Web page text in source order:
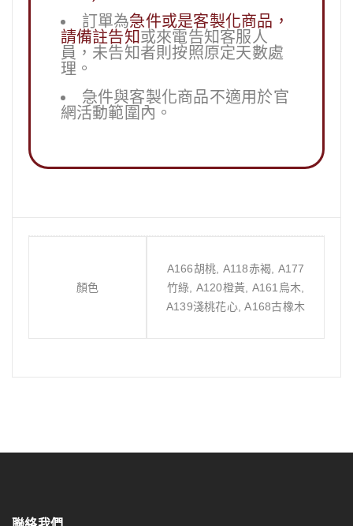
訂單為急件或是客製化商品，
請備註告知或來電告知客服人
員，未告知者則按照原定天數處
理。
急件與客製化商品不適用於官
網活動範圍內。
顏色
A166胡桃, A118赤褐, A177
竹綠, A120橙黃, A161烏木,
A139淺桃花心, A168古橡木